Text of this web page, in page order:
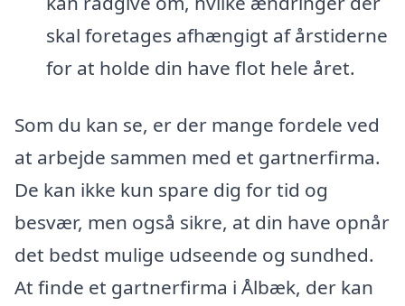
skal foretages afhængigt af årstiderne
for at holde din have flot hele året.
Som du kan se, er der mange fordele ved
at arbejde sammen med et gartnerfirma.
De kan ikke kun spare dig for tid og
besvær, men også sikre, at din have opnår
det bedst mulige udseende og sundhed.
At finde et gartnerfirma i Ålbæk, der kan